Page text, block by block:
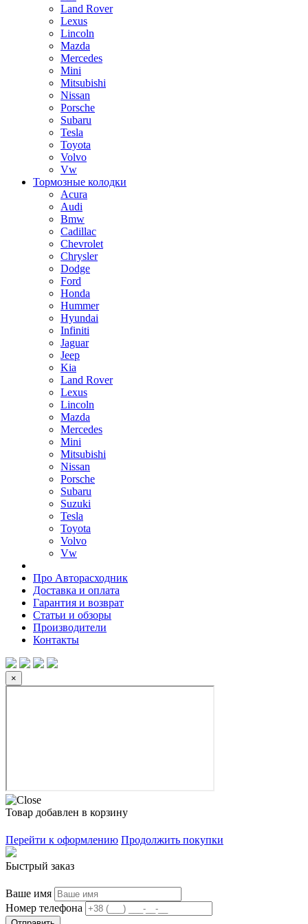
Land Rover
Lexus
Lincoln
Mazda
Mercedes
Mini
Mitsubishi
Nissan
Porsche
Subaru
Tesla
Toyota
Volvo
Vw
Тормозные колодки
Acura
Audi
Bmw
Cadillac
Chevrolet
Chrysler
Dodge
Ford
Honda
Hummer
Hyundai
Infiniti
Jaguar
Jeep
Kia
Land Rover
Lexus
Lincoln
Mazda
Mercedes
Mini
Mitsubishi
Nissan
Porsche
Subaru
Suzuki
Tesla
Toyota
Volvo
Vw
Про Авторасходник
Доставка и оплата
Гарантия и возврат
Статьи и обзоры
Производители
Контакты
×
Товар добавлен в корзину
Перейти к оформлению Продолжить покупки
Быстрый заказ
Ваше имя
Номер телефона